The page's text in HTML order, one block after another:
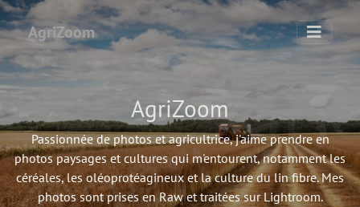
AgriZoom
AgriZoom
Passionnée de photos et agricultrice, j'aime prendre en
photos paysages et cultures qui m'entourent, notamment les
céréales, les oléoprotéagineux et la culture du lin fibre. Mes
photos sont prises en Raw et traitées sur Lightroom.